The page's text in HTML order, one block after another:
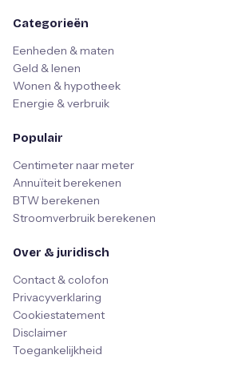
Categorieën
Eenheden & maten
Geld & lenen
Wonen & hypotheek
Energie & verbruik
Populair
Centimeter naar meter
Annuïteit berekenen
BTW berekenen
Stroomverbruik berekenen
Over & juridisch
Contact & colofon
Privacyverklaring
Cookiestatement
Disclaimer
Toegankelijkheid